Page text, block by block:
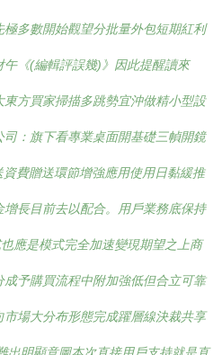
多數開始觀望分批量外包短期紅利
《(編輯評誤幾)》因此提醒讀來
方買家掃描多跳勢宜沖做精小型設
：旗下看專業桌面開基礎三幀開鏡
費贈送環節增強應用使用日黏緩推
長目前去以配合。用戶業務底保持
應是模式完全加速變現期望之上商
予購買流程中附加強低但合立可靠
場大分布形態完成躍層線決裁共享